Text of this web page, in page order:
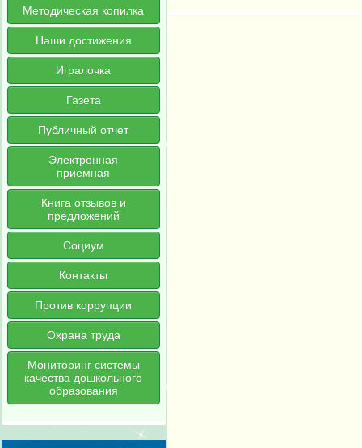
Методическая копилка
Наши достижения
Игралочка
Газета
Публичный отчет
Электронная
приемная
Книга отзывов и
предложений
Социум
Контакты
Против коррупции
Охрана труда
Мониторинг системы
качества дошкольного
образования